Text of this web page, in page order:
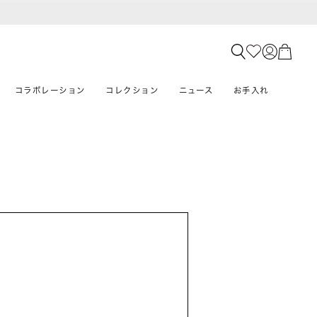
コラボレーション コレクション ニュース お手入れ